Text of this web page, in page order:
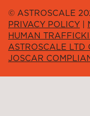
© ASTROSCALE
PRIVACY POLICY |
HUMAN
ASTROSCALE LTD
JOSCAR